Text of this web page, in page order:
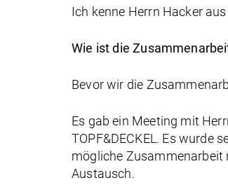
Ich kenne Herrn Hacker
Wie ist die
Bevor wir die
Es gab ein Meeting mit
TOPF&DECKEL. Es wurde
mögliche Zusammenarbeit
Austausch.